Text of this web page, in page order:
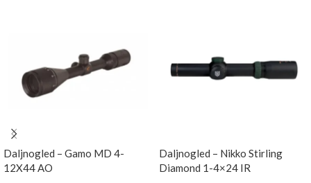
Daljnogled – Gamo MD 4-
12X44 AO
Daljnogled – Nikko Stirling
Diamond 1-4×24 IR